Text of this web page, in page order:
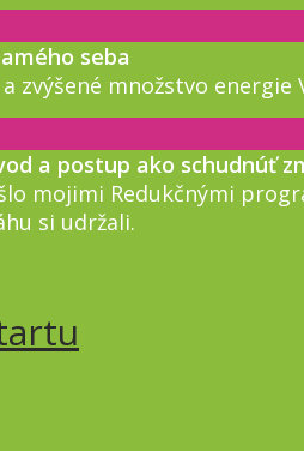
seba
zvýšené množstvo energie
a postup ako schudnúť
mojimi Redukčnými
si udržali.